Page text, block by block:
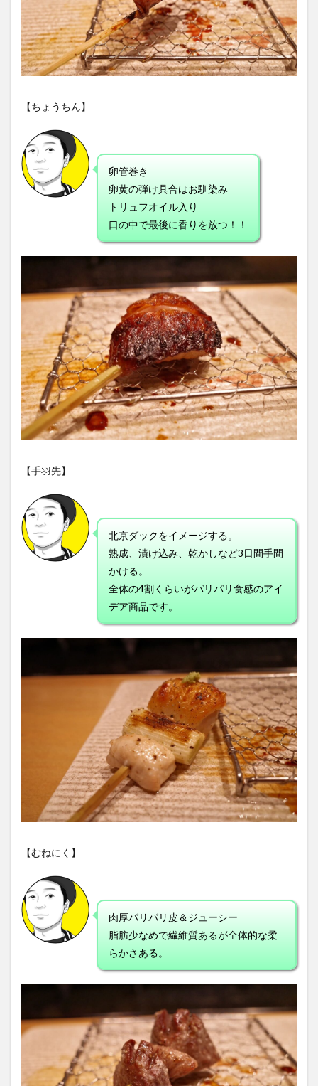
【ちょうちん】
卵管巻き
卵黄の弾け具合はお馴染み
トリュフオイル入り
口の中で最後に香りを放つ！！
【手羽先】
北京ダックをイメージする。
熟成、漬け込み、乾かしなど3日間手間
かける。
全体の4割くらいがパリパリ食感のアイ
デア商品です。
【むねにく】
肉厚パリパリ皮＆ジューシー
脂肪少なめで繊維質あるが全体的な柔
らかさある。